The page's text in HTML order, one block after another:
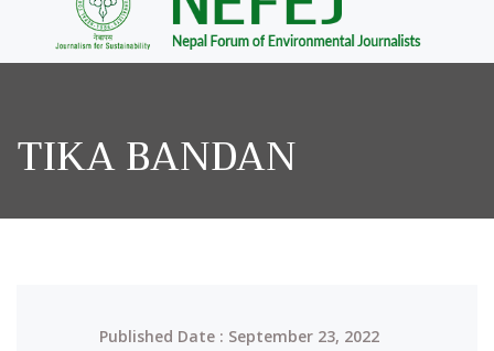
TIKA BANDAN
Published Date : September 23, 2022